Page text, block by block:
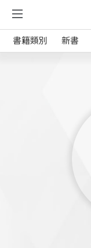
書籍類別 新書